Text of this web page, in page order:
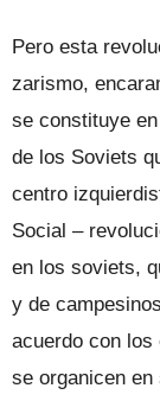
Pero esta
zarismo,
se constituye
de los Soviets
centro
Social –
en los soviets,
y de
acuerdo con los
se organicen